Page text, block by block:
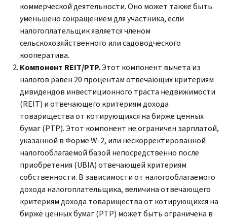
коммерческой деятельности. Оно может также быть
уменьшено сокращением для участника, если
налогоплательщик является членом
сельскохозяйственного или садоводческого
кооператива.
Компонент REIT/PTP.Этот компонент вычета из
налогов равен 20 процентам отвечающих критериям
дивидендов инвестиционного траста недвижимости
(REIT) и отвечающего критериям дохода
товарищества от котирующихся на бирже ценных
бумаг (PTP). Этот компонент не ограничен зарплатой,
указанной в ФормеW-2, или нескорректированной
налогооблагаемой базой непосредственно после
приобретения (UBIA) отвечающей критериям
собственности. В зависимости от налогооблагаемого
дохода налогоплательщика, величина отвечающего
критериям дохода товарищества от котирующихся на
бирже ценных бумаг (PTP) может быть ограничена в